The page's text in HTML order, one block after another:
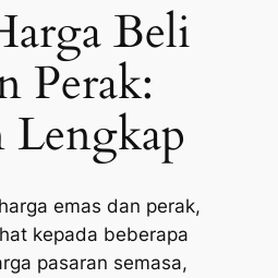
Beli
Perak:
Lengkap
emas dan perak,
kepada beberapa
pasaran semasa,